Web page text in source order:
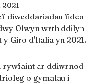
2021
diweddariadau fideo
Olwyn wrth ddilyn
y Giro d'Italia yn 2021.
rywfaint ar ddiwrnod
o gymalau i